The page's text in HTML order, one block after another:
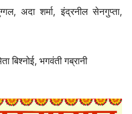
अदा शर्मा, इंद्रनील सेनगुप्ता,
बिश्नोई, भगवंती गब्रानी